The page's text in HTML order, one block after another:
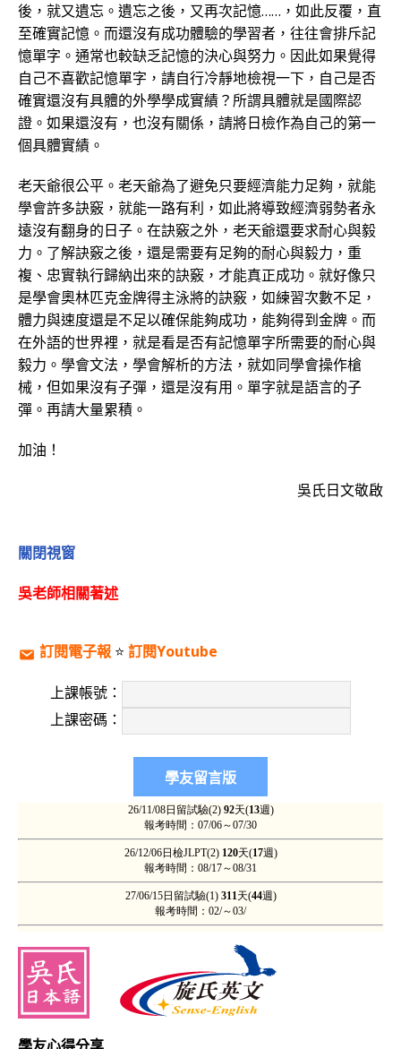
後，就又遺忘。遺忘之後，又再次記憶……，如此反覆，直
至確實記憶。而還沒有成功體驗的學習者，往往會排斥記
憶單字。通常也較缺乏記憶的決心與努力。因此如果覺得
自己不喜歡記憶單字，請自行冷靜地檢視一下，自己是否
確實還沒有具體的外學學成實績？所謂具體就是國際認
證。如果還沒有，也沒有關係，請將日檢作為自己的第一
個具體實績。
老天爺很公平。老天爺為了避免只要經濟能力足夠，就能
學會許多訣竅，就能一路有利，如此將導致經濟弱勢者永
遠沒有翻身的日子。在訣竅之外，老天爺還要求耐心與毅
力。了解訣竅之後，還是需要有足夠的耐心與毅力，重
複、忠實執行歸納出來的訣竅，才能真正成功。就好像只
是學會奧林匹克金牌得主泳將的訣竅，如練習次數不足，
體力與速度還是不足以確保能夠成功，能夠得到金牌。而
在外語的世界裡，就是看是否有記憶單字所需要的耐心與
毅力。學會文法，學會解析的方法，就如同學會操作槍
械，但如果沒有子彈，還是沒有用。單字就是語言的子
彈。再請大量累積。
加油！
吳氏日文敬啟
關閉視窗
吳老師相關著述
訂閱電子報 ⭐️ 訂閱Youtube
上課帳號：
上課密碼：